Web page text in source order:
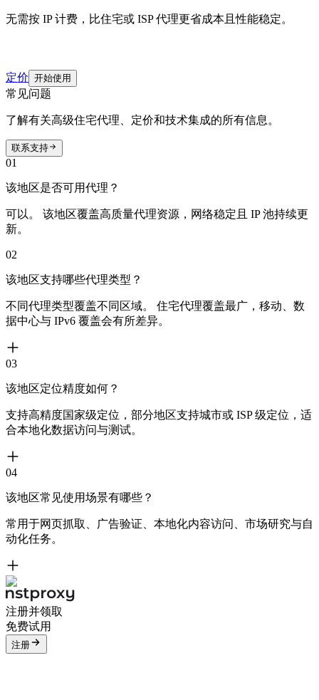
无需按 IP 计费，比住宅或 ISP 代理更省成本且性能稳定。
定价 开始使用
常见问题
了解有关高级住宅代理、定价和技术集成的所有信息。
联系支持
01
该地区是否可用代理？
可以。 该地区覆盖高质量代理资源，网络稳定且 IP 池持续更
新。
02
该地区支持哪些代理类型？
不同代理类型覆盖不同区域。 住宅代理覆盖最广，移动、数
据中心与 IPv6 覆盖会有所差异。
03
该地区定位精度如何？
支持高精度国家级定位，部分地区支持城市或 ISP 级定位，适
合本地化数据访问与测试。
04
该地区常见使用场景有哪些？
常用于网页抓取、广告验证、本地化内容访问、市场研究与自
动化任务。
注册并领取
免费试用
注册